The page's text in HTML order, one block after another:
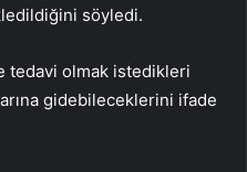
söyledi.
tedavi olmak istedikleri
gidebileceklerini ifade